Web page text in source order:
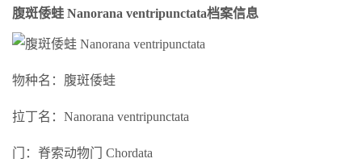
腹斑倭蛙 Nanorana ventripunctata档案信息
物种名：腹斑倭蛙
拉丁名：Nanorana ventripunctata
门：脊索动物门 Chordata